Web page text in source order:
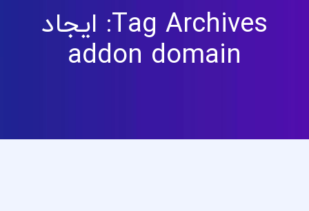
Tag Archives: ایجاد
addon domain